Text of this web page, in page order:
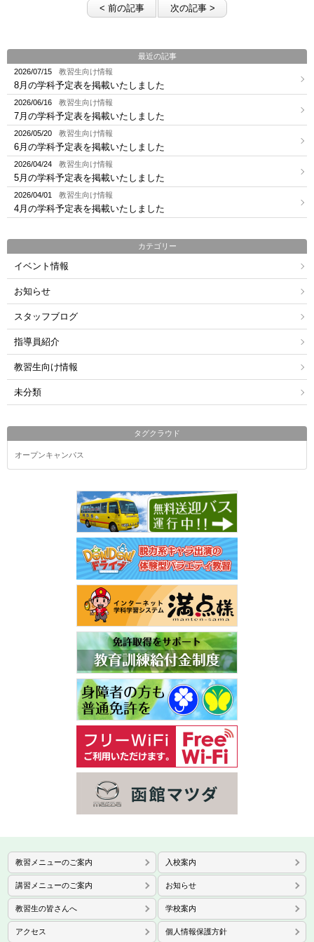
< 前の記事 次の記事 >
最近の記事
2026/07/15
教習生向け情報
8月の学科予定表を掲載いたしました
2026/06/16 教習生向け情報
7月の学科予定表を掲載いたしました
2026/05/20 教習生向け情報
6月の学科予定表を掲載いたしました
2026/04/24 教習生向け情報
5月の学科予定表を掲載いたしました
2026/04/01 教習生向け情報
4月の学科予定表を掲載いたしました
カテゴリー
イベント情報
お知らせ
スタッフブログ
指導員紹介
教習生向け情報
未分類
タグクラウド
オープンキャンパス
教習メニューのご案内 入校案内
講習メニューのご案内 お知らせ
教習生の皆さんへ 学校案内
アクセス 個人情報保護方針